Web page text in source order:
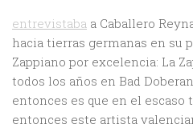
entrevistaba a Caballero
hacia tierras germanas en su
Zappiano por excelencia: La
todos los años en Bad
entonces es que en el
entonces este artista